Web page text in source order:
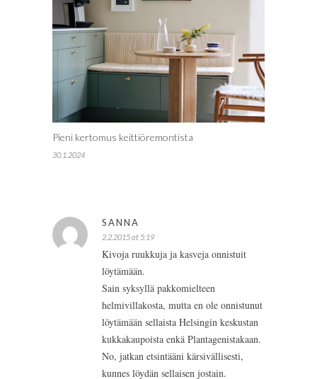
Pieni kertomus keittiöremontista
30.1.2024
SANNA
2.2.2015 at 5:19
Kivoja ruukkuja ja kasveja onnistuit
löytämään.
Sain syksyllä pakkomielteen
helmivillakosta, mutta en ole onnistunut
löytämään sellaista Helsingin keskustan
kukkakaupoista enkä Plantagenistakaan.
No, jatkan etsintääni kärsivällisesti,
kunnes löydän sellaisen jostain.